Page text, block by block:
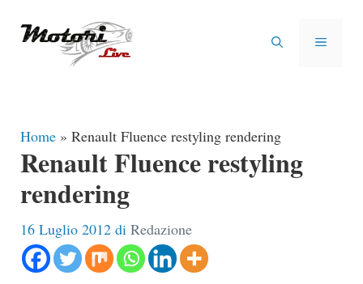
MENU
Home » Renault Fluence restyling rendering
Renault Fluence restyling
rendering
16 Luglio 2012 di Redazione